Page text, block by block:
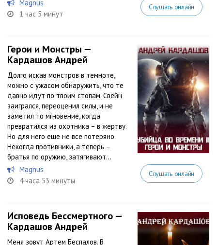
Magnus
1 час 5 минут
Слушать онлайн
Герои и Монстры —
Кардашов Андрей
Долго искав монстров в темноте,
можно с ужасом обнаружить, что те
давно идут по твоим стопам. Свейн
заигрался, переоценил силы, и не
заметил то мгновение, когда
превратился из охотника – в жертву.
Но для него еще не все потеряно.
Некогда противники, а теперь –
братья по оружию, затягивают...
Magnus
4 часа 53 минуты
Слушать онлайн
Исповедь Бессмертного —
Кардашов Андрей
Меня зовут Артем Беспалов. В